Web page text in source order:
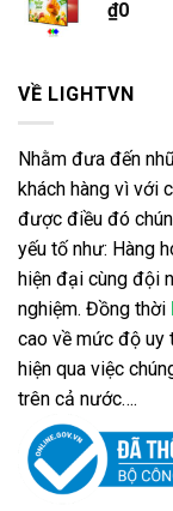
₫0
VỀ LIGHTVN
Nhằm đưa đến
khách hàng vì với
được điều đó
yếu tố như: Hàng
hiện đại cùng đội
nghiệm. Đồng thời
cao về mức độ uy
hiện qua việc
trên cả nước….